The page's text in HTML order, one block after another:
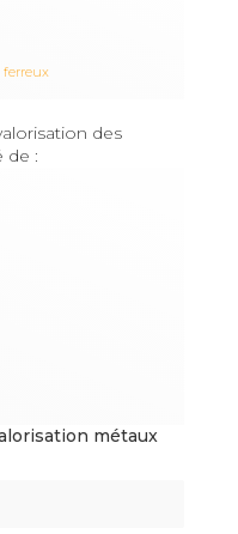
des
de :
métaux